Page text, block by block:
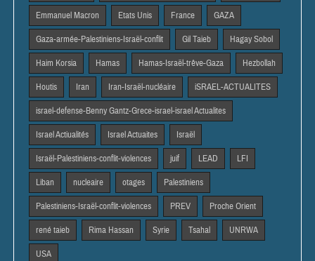
Emmanuel Macron Etats Unis France GAZA
Gaza-armée-Palestiniens-Israël-conflit Gil Taieb Hagay Sobol
Haim Korsia Hamas Hamas-Israël-trêve-Gaza Hezbollah
Houtis Iran Iran-Israël-nucléaire iSRAEL-ACTUALITES
israel-defense-Benny Gantz-Grece-israel-israel Actualites
Israel Actiualités Israel Actuaites Israël
Israël-Palestiniens-conflit-violences juif LEAD LFI
Liban nucleaire otages Palestiniens
Palestiniens-Israël-conflit-violences PREV Proche Orient
rené taieb Rima Hassan Syrie Tsahal UNRWA
USA